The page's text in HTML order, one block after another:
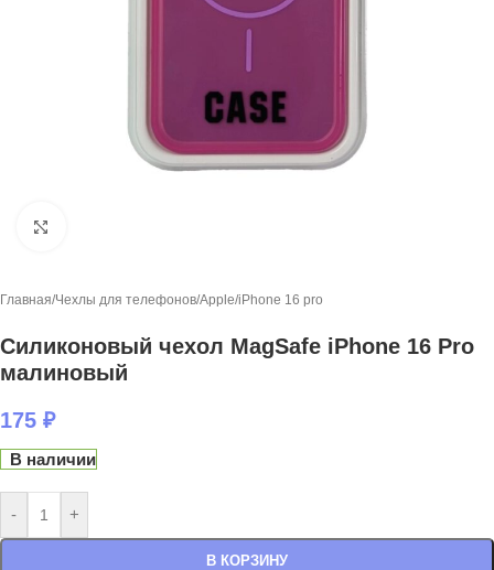
Главная/Чехлы для телефонов/Apple/iPhone 16 pro
Силиконовый чехол MagSafe iPhone 16 Pro
малиновый
175 ₽
В наличии
- +
В КОРЗИНУ